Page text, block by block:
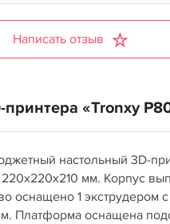
Написать отзыв
«Tronxy
настольный 3D-
мм. Корпус
оснащено 1 экструдером
Платформа оснащена